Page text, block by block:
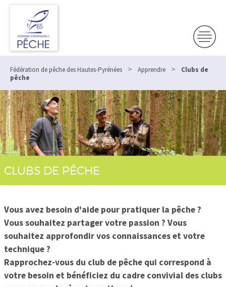
Fédération de pêche des Hautes-Pyrénées > Apprendre >
Clubs de
pêche
CLUBS DE PÊCHE
Vous avez besoin d'aide pour pratiquer la pêche ?
Vous souhaitez partager votre passion ? Vous
souhaitez approfondir vos connaissances et votre
technique ?
Rapprochez-vous du club de pêche qui correspond à
votre besoin et bénéficiez du cadre convivial des clubs